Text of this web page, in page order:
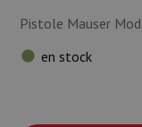
Pistole Mauser
en stock